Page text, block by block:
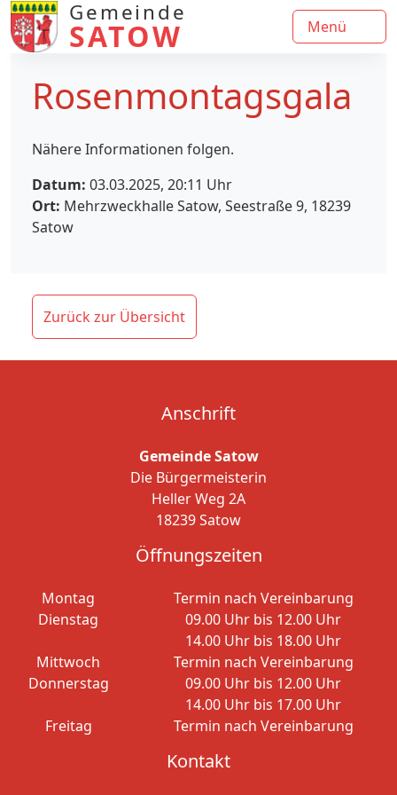
Gemeinde
SATOW Menü
Rosenmontagsgala
Nähere Informationen folgen.
Datum: 03.03.2025, 20:11 Uhr
Ort: Mehrzweckhalle Satow, Seestraße 9, 18239
Satow
Zurück zur Übersicht
Anschrift
Gemeinde Satow
Die Bürgermeisterin
Heller Weg 2A
18239 Satow
Öffnungszeiten
Montag
Termin nach Vereinbarung
Dienstag
09.00 Uhr bis 12.00 Uhr
14.00 Uhr bis 18.00 Uhr
Mittwoch
Termin nach Vereinbarung
Donnerstag
09.00 Uhr bis 12.00 Uhr
14.00 Uhr bis 17.00 Uhr
Freitag
Termin nach Vereinbarung
Kontakt